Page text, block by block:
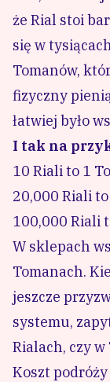
że Rial stoi
się w
Tomanów,
fizyczny
łatwiej było
I tak na
10 Riali to 1
20,000 Riali
100,000 Riali
W sklepach
Tomanach.
jeszcze
systemu,
Rialach, czy w
Koszt